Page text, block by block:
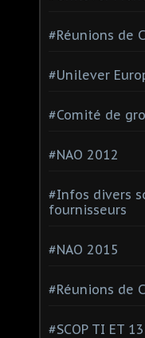
#Réunions de
#Unilever
#Comité de
#NAO 2012
#Infos divers
fournisseurs
#NAO 2015
#Réunions de
#SCOP TI ET